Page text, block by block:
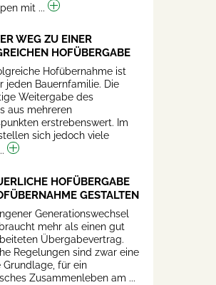
mit ...
WEG ZU EINER
HOFÜBERGABE
Hofübernahme ist
jeden Bauernfamilie. Die
Weitergabe des
aus mehreren
erstrebenswert. Im
sich jedoch viele
HOFÜBERGABE
GESTALTEN
Generationswechsel
mehr als einen gut
Übergabevertrag.
Regelungen sind zwar eine
für ein
Zusammenleben am ...